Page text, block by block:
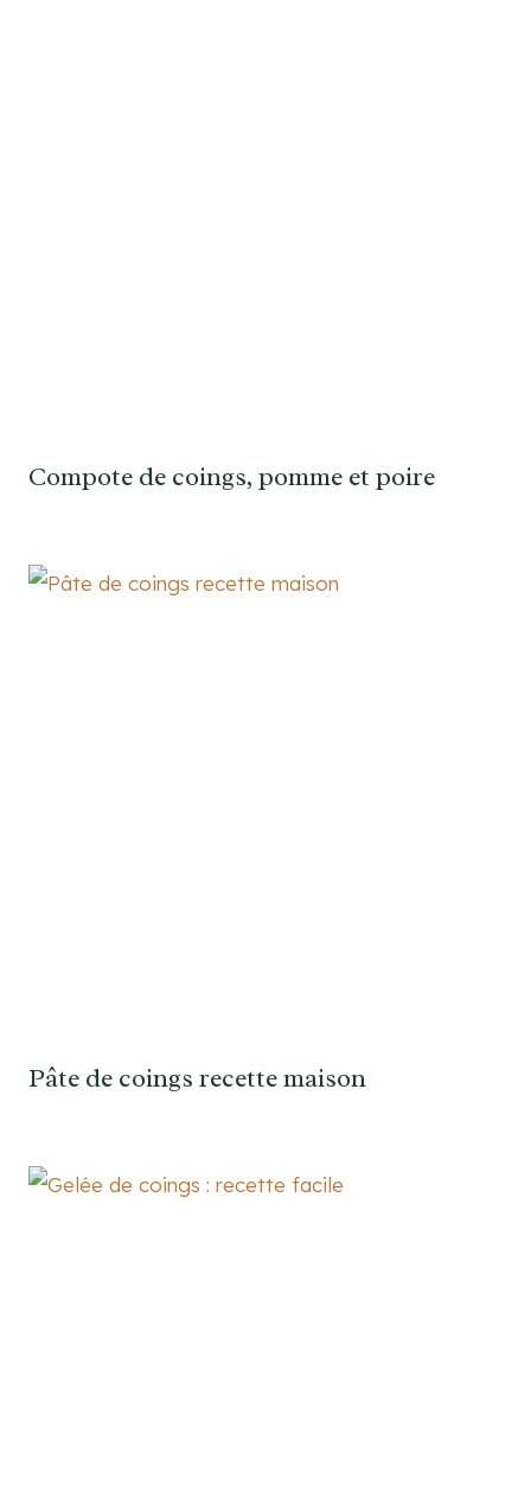
Compote de coings, pomme et poire
Pâte de coings recette maison